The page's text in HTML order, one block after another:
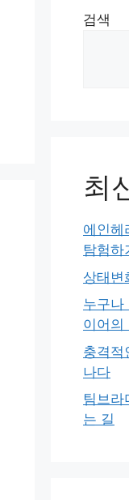
검색
최
에인헤
탐험하
상태변
누구나
이어의
충격적
나다
팀브
는 길